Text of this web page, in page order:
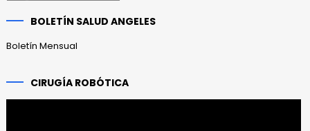
BOLETÍN SALUD ANGELES
Boletín Mensual
CIRUGÍA ROBÓTICA